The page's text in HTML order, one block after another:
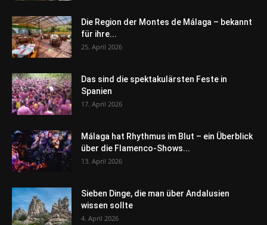
Die Region der Montes de Málaga – bekannt
für ihre...
25. April 2026
Das sind die spektakulärsten Feste in
Spanien
17. April 2026
Málaga hat Rhythmus im Blut – ein Überblick
über die Flamenco-Shows...
13. April 2026
Sieben Dinge, die man über Andalusien
wissen sollte
4. April 2026